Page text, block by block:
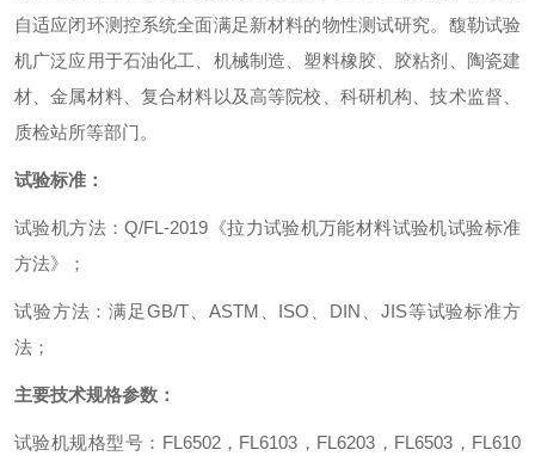
自适应闭环测控系统全面满足新材料的物性测试研究。馥勒试验
机广泛应用于石油化工、机械制造、塑料橡胶、胶粘剂、陶瓷建
材、金属材料、复合材料以及高等院校、科研机构、技术监督、
质检站所等部门。
试验标准：
试验机方法：Q/FL-2019 《拉力试验机万能材料试验机试验标准
方法》；
试验方法：满足GB/T ASTM ISO DIN JIS等试验标准方
法；
主要技术规格参数：
试验机规格型号： FL6502， FL6103 ， FL6203 ， FL6503 ， FL610